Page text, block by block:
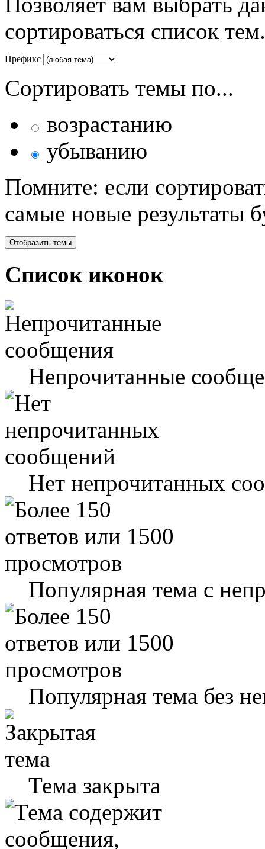
сортироваться список тем.
Префикс
Сортировать темы по...
возрастанию
убыванию
Помните: если
самые новые результаты
Список иконок
Непрочитанные
Нет непрочитанных
Популярная тема с
Популярная тема без
Тема закрыта